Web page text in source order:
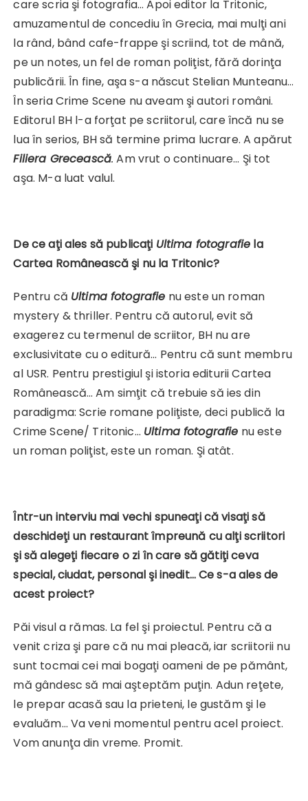
care scria şi fotografia… Apoi editor la Tritonic,
amuzamentul de concediu în Grecia, mai mulţi ani
la rând, bând cafe-frappe şi scriind, tot de mână,
pe un notes, un fel de roman poliţist, fără dorinţa
publicării. În fine, aşa s-a născut Stelian Munteanu…
În seria Crime Scene nu aveam şi autori români.
Editorul BH l-a forţat pe scriitorul, care încă nu se
lua în serios, BH să termine prima lucrare. A apărut
Filiera Grecească. Am vrut o continuare… Şi tot
aşa. M-a luat valul.
De ce aţi ales să publicaţi Ultima fotografie la
Cartea Românească şi nu la Tritonic?
Pentru că Ultima fotografie nu este un roman
mystery & thriller. Pentru că autorul, evit să
exagerez cu termenul de scriitor, BH nu are
exclusivitate cu o editură… Pentru că sunt membru
al USR. Pentru prestigiul şi istoria editurii Cartea
Românească… Am simţit că trebuie să ies din
paradigma: Scrie romane poliţiste, deci publică la
Crime Scene/ Tritonic… Ultima fotografie nu este
un roman poliţist, este un roman. Şi atât.
Într-un interviu mai vechi spuneaţi că visaţi să
deschideţi un restaurant împreună cu alţi scriitori
şi să alegeţi fiecare o zi în care să gătiţi ceva
special, ciudat, personal şi inedit…Ce s-a ales de
acest proiect?
Păi visul a rămas. La fel şi proiectul. Pentru că a
venit criza şi pare că nu mai pleacă, iar scriitorii nu
sunt tocmai cei mai bogaţi oameni de pe pământ,
mă gândesc să mai aşteptăm puţin. Adun reţete,
le prepar acasă sau la prieteni, le gustăm şi le
evaluăm… Va veni momentul pentru acel proiect.
Vom anunţa din vreme. Promit.